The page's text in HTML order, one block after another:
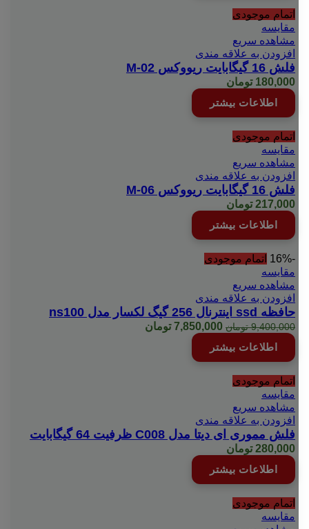
اتمام موجودی
مقایسه
مشاهده سریع
افزودن به علاقه مندی
فلش 16 گیگابایت ریووکس M-02
180,000 تومان
اطلاعات بیشتر
اتمام موجودی
مقایسه
مشاهده سریع
افزودن به علاقه مندی
فلش 16 گیگابایت ریووکس M-06
217,000 تومان
اطلاعات بیشتر
-16%
اتمام موجودی
مقایسه
مشاهده سریع
افزودن به علاقه مندی
حافظه ssd اینترنال 256 گیگ لکسار مدل ns100
9,400,000 تومان قیمت
بود.
7,850,000 تومان
اطلاعات بیشتر
اتمام موجودی
مقایسه
مشاهده سریع
افزودن به علاقه مندی
فلش مموری ای دیتا مدل C008 ظرفیت 64 گیگابایت
280,000 تومان
اطلاعات بیشتر
اتمام موجودی
مقایسه